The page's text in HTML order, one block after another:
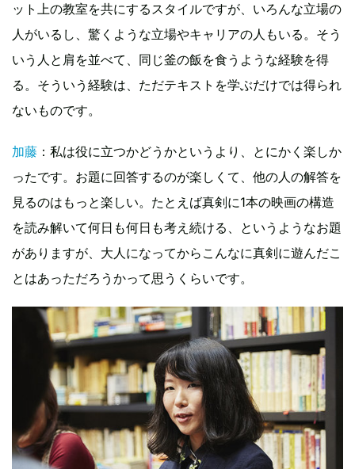
ット上の教室を共にするスタイルですが、いろんな立場の
人がいるし、驚くような立場やキャリアの人もいる。そう
いう人と肩を並べて、同じ釜の飯を食うような経験を得
る。そういう経験は、ただテキストを学ぶだけでは得られ
ないものです。
加藤 ：私は役に立つかどうかというより、とにかく楽しか
ったです。お題に回答するのが楽しくて、他の人の解答を
見るのはもっと楽しい。たとえば真剣に1本の映画の構造
を読み解いて何日も何日も考え続ける、というようなお題
がありますが、大人になってからこんなに真剣に遊んだこ
とはあっただろうかって思うくらいです。